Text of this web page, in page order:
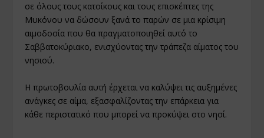
σε όλους τους κατοίκους και τους επισκέπτες της
Μυκόνου να δώσουν ξανά το παρών σε μια κρίσιμη
αιμοδοσία που θα πραγματοποιηθεί αυτό το
Σαββατοκύριακο, ενισχύοντας την τράπεζα αίματος του
νησιού.
Η πρωτοβουλία αυτή έρχεται να καλύψει τις αυξημένες
ανάγκες σε αίμα, εξασφαλίζοντας την επάρκεια για
κάθε περιστατικό που μπορεί να προκύψει στο νησί.